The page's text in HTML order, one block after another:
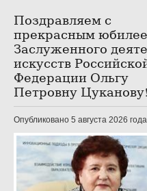
Поздравляем с
прекрасным
Заслуженного
искусств
Федерации Ольгу
Петровну Цуканову!
Опубликовано 5 августа 2026 года